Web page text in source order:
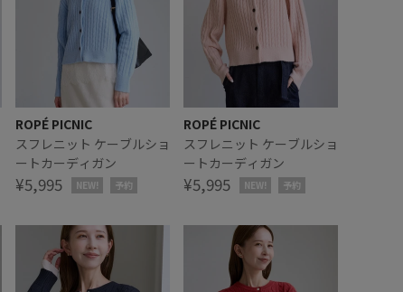
ROPÉ PICNIC
スフレニット ケーブルショ
ートカーディガン
¥5,995 NEW! 予約
ROPÉ PICNIC
スフレニット ケーブルショ
ートカーディガン
¥5,995 NEW! 予約